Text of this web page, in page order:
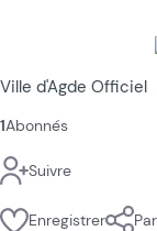
Ville d'Agde Officiel
1Abonnés
Suivre
Enregistrer